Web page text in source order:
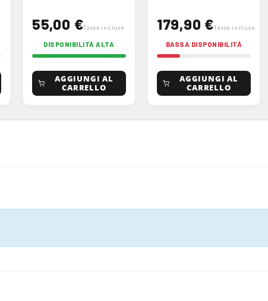
55,00 €Tasse incluse
DISPONIBILITÀ ALTA
AGGIUNGI AL
CARRELLO
179,90 €Tasse incluse
BASSA DISPONIBILITÀ
AGGIUNGI AL
CARRELLO